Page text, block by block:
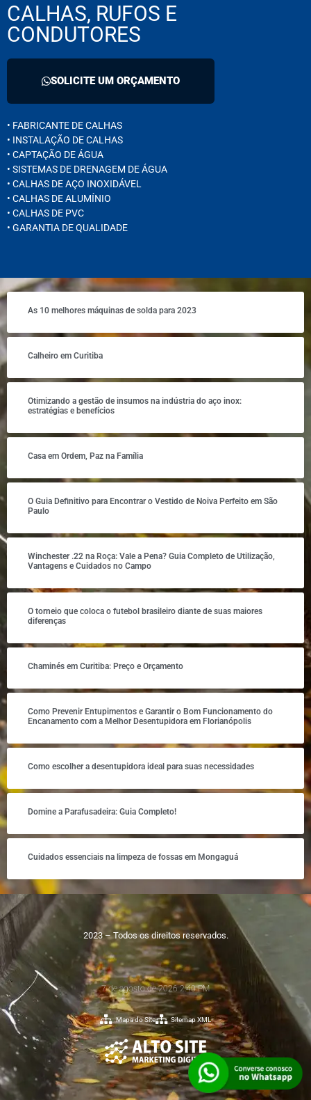
CALHAS, RUFOS E
CONDUTORES
SOLICITE UM ORÇAMENTO
• FABRICANTE DE CALHAS
• INSTALAÇÃO DE CALHAS
• CAPTAÇÃO DE ÁGUA
• SISTEMAS DE DRENAGEM DE ÁGUA
• CALHAS DE AÇO INOXIDÁVEL
• CALHAS DE ALUMÍNIO
• CALHAS DE PVC
• GARANTIA DE QUALIDADE
As 10 melhores máquinas de solda para 2023
Calheiro em Curitiba
Otimizando a gestão de insumos na indústria do aço inox:
estratégias e benefícios
Casa em Ordem, Paz na Família
O Guia Definitivo para Encontrar o Vestido de Noiva Perfeito em São
Paulo
Winchester .22 na Roça: Vale a Pena? Guia Completo de Utilização,
Vantagens e Cuidados no Campo
O torneio que coloca o futebol brasileiro diante de suas maiores
diferenças
Chaminés em Curitiba: Preço e Orçamento
Como Prevenir Entupimentos e Garantir o Bom Funcionamento do
Encanamento com a Melhor Desentupidora em Florianópolis
Como escolher a desentupidora ideal para suas necessidades
Domine a Parafusadeira: Guia Completo!
Cuidados essenciais na limpeza de fossas em Mongaguá
2023 – Todos os direitos reservados.
7 de agosto de 2026 2:40 PM
Mapa do Site Sitemap XML